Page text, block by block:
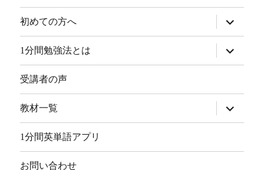
初めての方へ
ブ
メ
ニ
ュ
ー
開
1分間勉強法とは
ブ
メ
ー
を
展
開
受講者の声
教材一覧
ブ
メ
ー
1分間英単語アプリ
お問い合わせ